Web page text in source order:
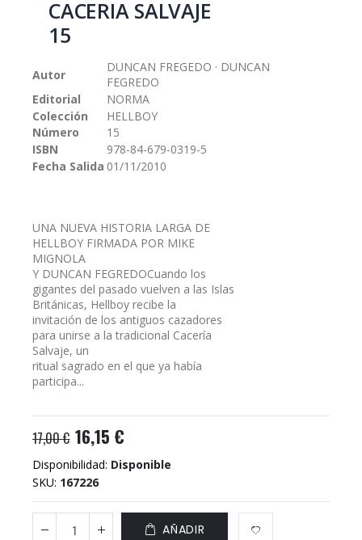
imágenes
CACERIA SALVAJE
15
Autor
DUNCAN FREGEDO · DUNCAN
FEGREDO
Editorial
NORMA
Colección
HELLBOY
Número
15
ISBN
978-84-679-0319-5
Fecha Salida 01/11/2010
UNA NUEVA HISTORIA LARGA DE
HELLBOY FIRMADA POR MIKE
MIGNOLA
Y DUNCAN FEGREDOCuando los
gigantes del pasado vuelven a las Islas
Británicas, Hellboy recibe la
invitación de los antiguos cazadores
para unirse a la tradicional Cacería
Salvaje, un
ritual sagrado en el que ya había
participa...
17,00 € 16,15 €
Disponibilidad: Disponible
SKU 167226
AÑADIR